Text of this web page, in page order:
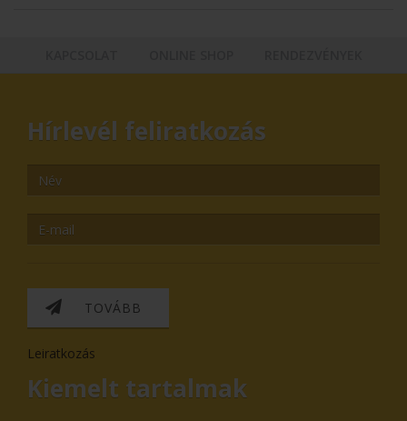
Hírlevél feliratkozás
TOVÁBB
Leiratkozás
Kiemelt tartalmak